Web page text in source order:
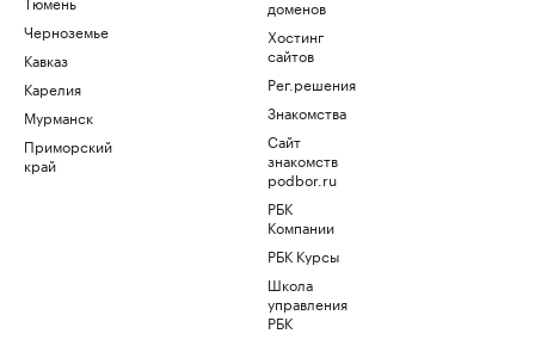
Черноземье
Кавказ
Карелия
Мурманск
Приморский
край
доменов
Хостинг
сайтов
Рег.решения
Знакомства
Сайт
знакомств
podbor.ru
РБК
Компании
РБК Курсы
Школа
управления
РБК